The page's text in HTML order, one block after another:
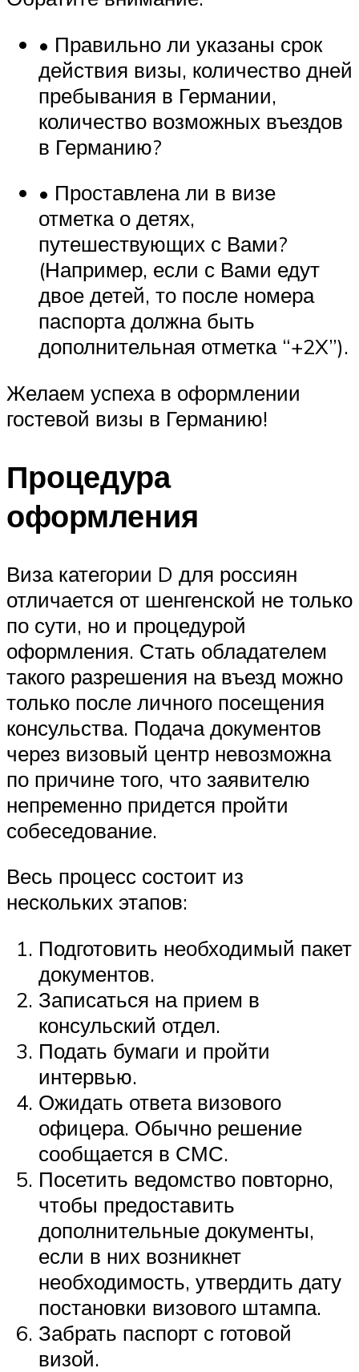
• Правильно ли указаны срок
действия визы, количество дней
пребывания в Германии,
количество возможных въездов
в Германию?
• Проставлена ли в визе
отметка о детях,
путешествующих с Вами?
(Например, если с Вами едут
двое детей, то после номера
паспорта должна быть
дополнительная отметка “+2X”).
Желаем успеха в оформлении
гостевой визы в Германию!
Процедура
оформления
Виза категории D для россиян
отличается от шенгенской не только
по сути, но и процедурой
оформления. Стать обладателем
такого разрешения на въезд можно
только после личного посещения
консульства. Подача документов
через визовый центр невозможна
по причине того, что заявителю
непременно придется пройти
собеседование.
Весь процесс состоит из
нескольких этапов:
Подготовить необходимый пакет
документов.
Записаться на прием в
консульский отдел.
Подать бумаги и пройти
интервью.
Ожидать ответа визового
офицера. Обычно решение
сообщается в СМС.
Посетить ведомство повторно,
чтобы предоставить
дополнительные документы,
если в них возникнет
необходимость, утвердить дату
постановки визового штампа.
Забрать паспорт с готовой
визой.